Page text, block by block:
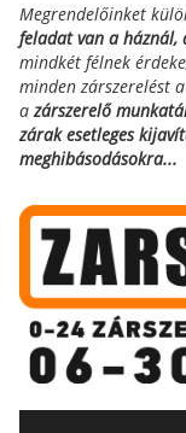
Megrendelőinket
feladat van a
mindkét félnek
minden zárszerelést
a zárszerelő
zárak esetleges
meghibásodásokra...